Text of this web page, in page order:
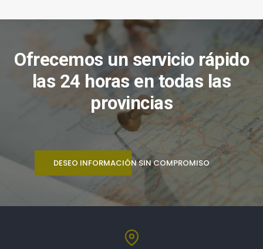
Ofrecemos un servicio rápido
las 24 horas en todas las
provincias
DESEO INFORMACIÓN SIN COMPROMISO